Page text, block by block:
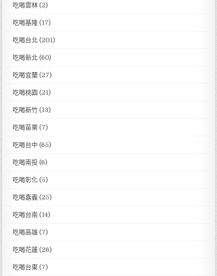
吃喝雲林 (2)
吃喝基隆 (17)
吃喝台北 (201)
吃喝新北 (60)
吃喝宜蘭 (27)
吃喝桃園 (21)
吃喝新竹 (13)
吃喝苗栗 (7)
吃喝台中 (65)
吃喝南投 (6)
吃喝彰化 (5)
吃喝嘉義 (25)
吃喝台南 (14)
吃喝高雄 (7)
吃喝花蓮 (26)
吃喝台東 (7)